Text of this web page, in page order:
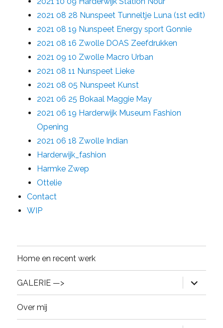
2021 08 28 Nunspeet Tunneltje Luna (1st edit)
2021 08 19 Nunspeet Energy sport Gonnie
2021 08 16 Zwolle DOAS Zeefdrukken
2021 09 10 Zwolle Macro Urban
2021 08 11 Nunspeet Lieke
2021 08 05 Nunspeet Kunst
2021 06 25 Bokaal Maggie May
2021 06 19 Harderwijk Museum Fashion
Opening
2021 06 18 Zwolle Indian
Harderwijk_fashion
Harmke Zwep
Ottelie
Contact
WIP
Home en recent werk
GALERIE —>
expand
child
menu
Over mij